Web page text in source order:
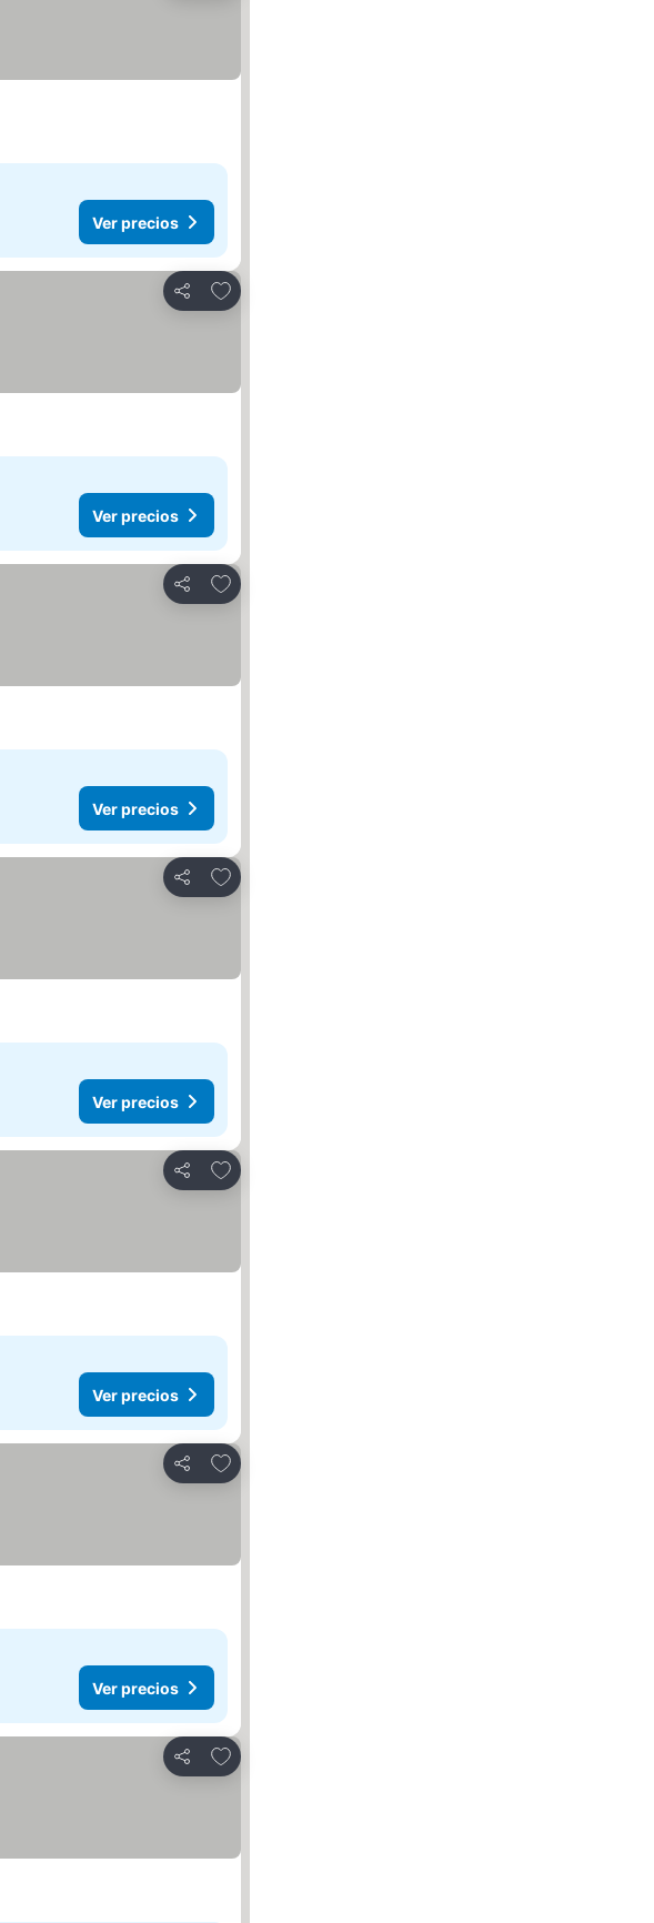
Ver precios
Compartir
Agregar a favoritos
Ver precios
Compartir
Agregar a favoritos
Ver precios
Compartir
Agregar a favoritos
Ver precios
Compartir
Agregar a favoritos
Ver precios
Compartir
Agregar a favoritos
Ver precios
Compartir
Agregar a favoritos